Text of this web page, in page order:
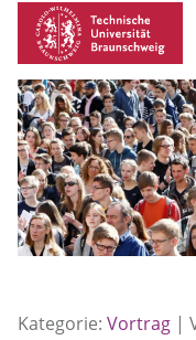
Kategorie: Vortrag |